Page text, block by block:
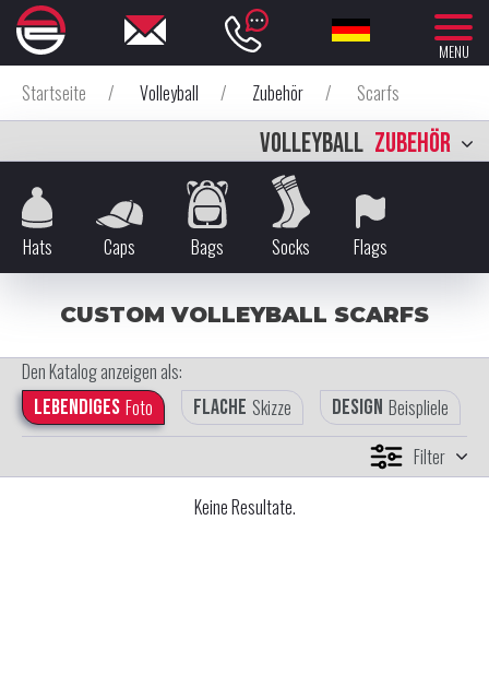
MENU
Startseite / Volleyball / Zubehör / Scarfs
VOLLEYBALL ZUBEHÖR
Hats Caps Bags Socks Flags
CUSTOM VOLLEYBALL SCARFS
Den Katalog anzeigen als:
Lebendiges Foto Flache Skizze Design Beispliele
Filter
Keine Resultate.